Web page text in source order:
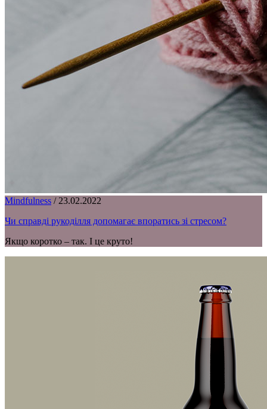
Mindfulness / 23.02.2022
Чи справді рукоділля допомагає впоратись зі стресом?
Якщо коротко – так. І це круто!